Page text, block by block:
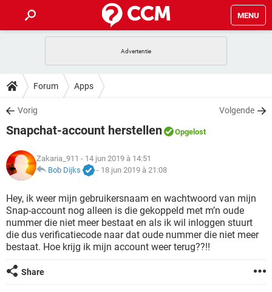
MENU
INSTAGRAM
NETFLIX
GRATIS SNAPCHAT
TIKTOK
HOW-TO
VIDEOBELLEN
GRATIS SNAPCHAT
TIKTOK
DOWNLOADS
VIDEOBELLEN GAMES
INSTAGRAM
NETFLIX CORONAVIRUS
GRATIS
TIKTOK
FORUM
VIDEOBELLEN GAMES
INSTAGRAM
NETFLIX CORONAVIRUS
GRATIS SNAPCHAT
TIKTOK
ARTIKELEN
VIDEOBELLEN
INSTAGRAM WINDOWS 10
NETFLIX CORONAVIRUS
TIKTOK
Forum Apps
Vorig Volgende
Snapchat-account herstellen Opgelost
Zakaria_911 - 14 jun 2019 à 14:51
Bob Dijks
- 18 jun 2019 à 21:08
Hey, ik weer mijn gebruikersnaam en wachtwoord van mijn
Snap-account nog alleen is die gekoppeld met m’n oude
nummer die niet meer bestaat en als ik wil inloggen stuurt
die dus verificatiecode naar dat oude nummer die niet meer
bestaat. Hoe krijg ik mijn account weer terug??!!
Share